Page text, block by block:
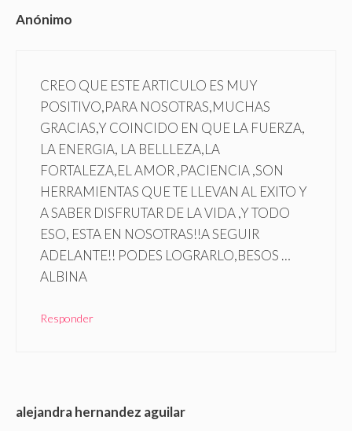
Anónimo
CREO QUE ESTE ARTICULO ES MUY
POSITIVO,PARA NOSOTRAS,MUCHAS
GRACIAS,Y COINCIDO EN QUE LA FUERZA,
LA ENERGIA, LA BELLLEZA,LA
FORTALEZA,EL AMOR ,PACIENCIA ,SON
HERRAMIENTAS QUE TE LLEVAN AL EXITO Y
A SABER DISFRUTAR DE LA VIDA ,Y TODO
ESO, ESTA EN NOSOTRAS!!A SEGUIR
ADELANTE!! PODES LOGRARLO,BESOS …
ALBINA
Responder
alejandra hernandez aguilar